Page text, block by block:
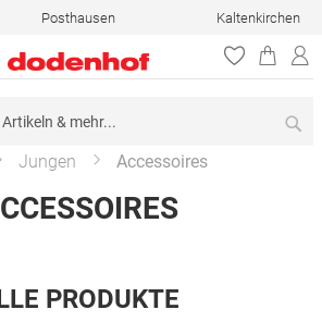
Posthausen Kaltenkirchen
Jungen Accessoires
PRODUKTE